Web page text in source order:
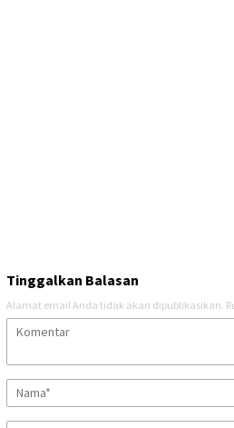
Tinggalkan Balasan
Alamat email Anda tidak akan dipublikasikan.